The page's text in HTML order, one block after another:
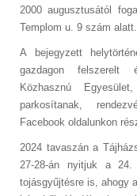
2000 augusztusától
Templom u. 9 szám alatt.
A bejegyzett
gazdagon felszerelt
Közhasznú
parkosítanak,
Facebook oldalunkon
2024 tavaszán a
27-28-án nyitjuk a
tojásgyűjtésre is, ahogy